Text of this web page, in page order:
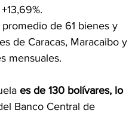
de 61 bienes y
de Caracas, Maracaibo
mensuales.
es de 130 bolívares, lo
Banco Central de